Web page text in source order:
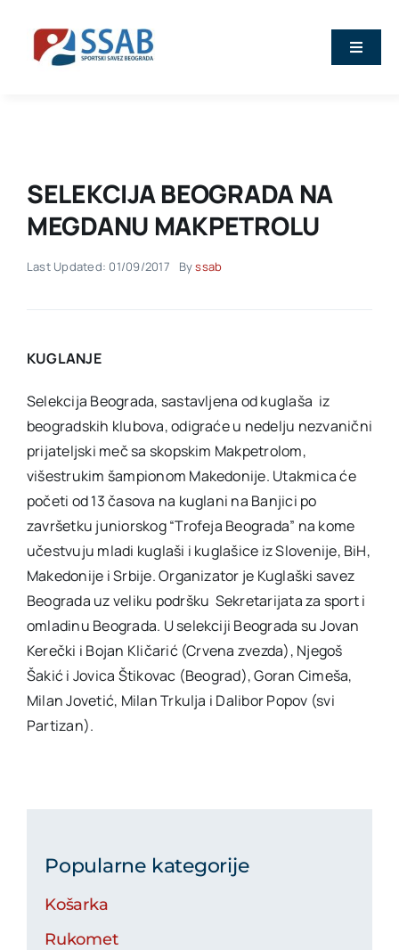
content
Toggle
Kalendar
Akti SSAB
Kontakt
SELEKCIJA BEOGRADA NA
MEGDANU MAKPETROLU
Last Updated: 01/09/2017 Byssab
KUGLANJE
Selekcija Beograda, sastavljena od kuglaša iz
beogradskih klubova, odigraće u nedelju nezvanični
prijateljski meč sa skopskim Makpetrolom,
višestrukim šampionom Makedonije. Utakmica će
početi od 13 časova na kuglani na Banjici po
završetku juniorskog “Trofeja Beograda” na kome
učestvuju mladi kuglaši i kuglašice iz Slovenije, BiH,
Makedonije i Srbije. Organizator je Kuglaški savez
Beograda uz veliku podršku Sekretarijata za sport i
omladinu Beograda. U selekciji Beograda su Jovan
Kerečki i Bojan Kličarić (Crvena zvezda), Njegoš
Šakić i Jovica Štikovac (Beograd), Goran Cimeša,
Milan Jovetić, Milan Trkulja i Dalibor Popov (svi
Partizan).
Popularne kategorije
Košarka
Rukomet